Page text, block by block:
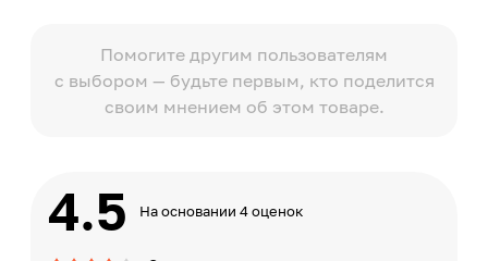
Помогите другим пользователям
с выбором — будьте первым, кто поделится
своим мнением об этом товаре.
4.5 На основании 4 оценок